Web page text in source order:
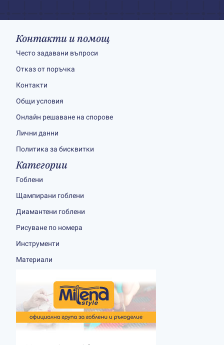
Контакти и помощ
Често задавани въпроси
Отказ от поръчка
Контакти
Общи условия
Онлайн решаване на спорове
Лични данни
Политика за бисквитки
Категории
Гоблени
Щампирани гоблени
Диамантени гоблени
Рисуване по номера
Инструменти
Материали